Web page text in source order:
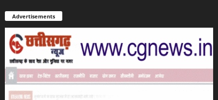
Advertisements